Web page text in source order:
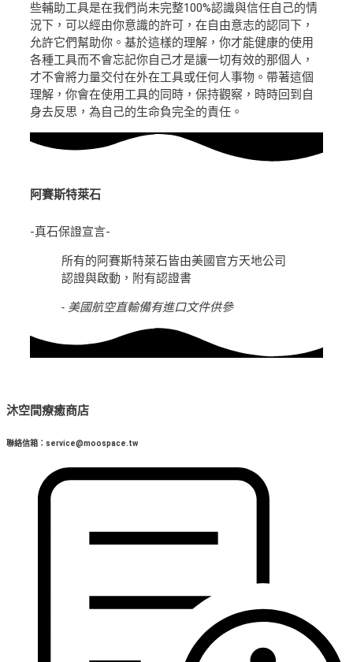
些輔助工具是在我們尚未完整100%認識與信任自己的情
況下，可以經由你意識的許可，在自由意志的認同下，
允許它們幫助你。基於這樣的理解，你才能健康的使用
各種工具而不會忘記你自己才是讓一切有效的那個人，
才不會將力量交付在外在工具或任何人事物。帶著這個
理解，你會在使用工具的同時，保持觀察，時時回到自
身去反思，為自己的生命負完全的責任。
阿賽斯特萊石
-真石保證宣言-
所有的阿賽斯特萊石皆由美國官方天地公司
認證與啟動，附有認證書
- 美國航空直輸備有進口文件供參
沐空間療癒商店
聯絡信箱：service@moospace.tw